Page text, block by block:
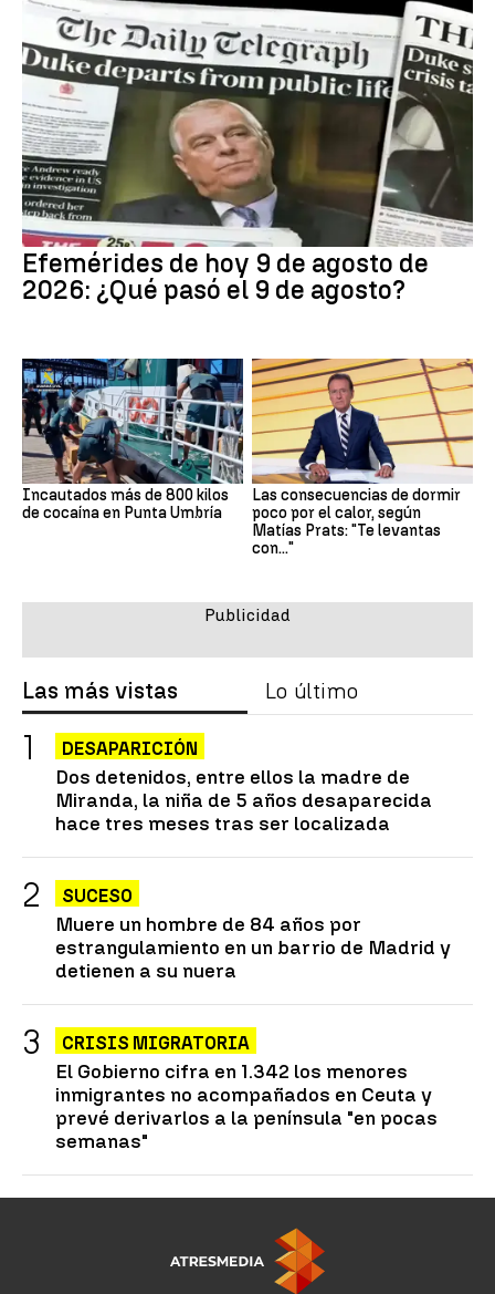
Efemérides de hoy 9 de agosto de
2026: ¿Qué pasó el 9 de agosto?
Incautados más de 800 kilos
de cocaína en Punta Umbría
Las consecuencias de dormir
poco por el calor, según
Matías Prats: "Te levantas
con..."
Las más vistas Lo último
DESAPARICIÓN
Dos detenidos, entre ellos la madre de
Miranda, la niña de 5 años desaparecida
hace tres meses tras ser localizada
SUCESO
Muere un hombre de 84 años por
estrangulamiento en un barrio de Madrid y
detienen a su nuera
CRISIS MIGRATORIA
El Gobierno cifra en 1.342 los menores
inmigrantes no acompañados en Ceuta y
prevé derivarlos a la península "en pocas
semanas"